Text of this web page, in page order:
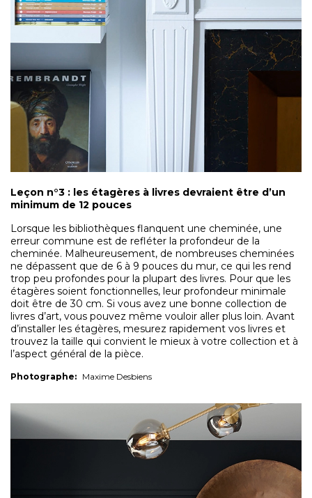
Leçon n°3 : les étagères à livres devraient être d’un
minimum de 12 pouces
Lorsque les bibliothèques flanquent une cheminée, une
erreur commune est de refléter la profondeur de la
cheminée. Malheureusement, de nombreuses cheminées
ne dépassent que de 6 à 9 pouces du mur, ce qui les rend
trop peu profondes pour la plupart des livres. Pour que les
étagères soient fonctionnelles, leur profondeur minimale
doit être de 30 cm. Si vous avez une bonne collection de
livres d’art, vous pouvez même vouloir aller plus loin. Avant
d’installer les étagères, mesurez rapidement vos livres et
trouvez la taille qui convient le mieux à votre collection et à
l’aspect général de la pièce.
Photographe: Maxime Desbiens